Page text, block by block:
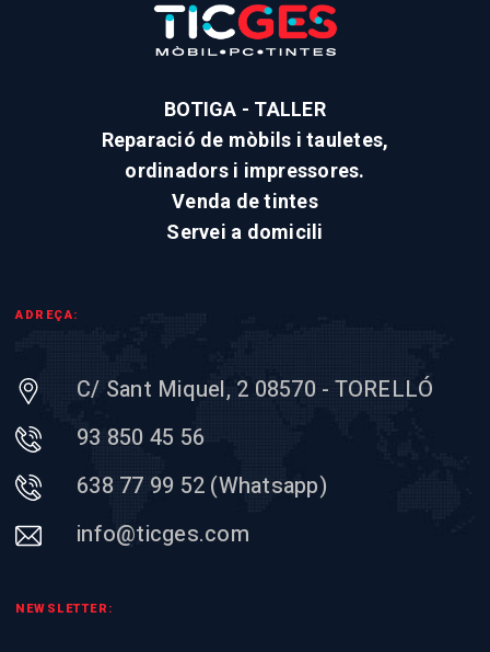
BOTIGA - TALLER
Reparació de mòbils i tauletes,
ordinadors i impressores.
Venda de tintes
Servei a domicili
ADREÇA:
C/ Sant Miquel, 2 08570 - TORELLÓ
93 850 45 56
638 77 99 52 (Whatsapp)
info@ticges.com
NEWSLETTER: